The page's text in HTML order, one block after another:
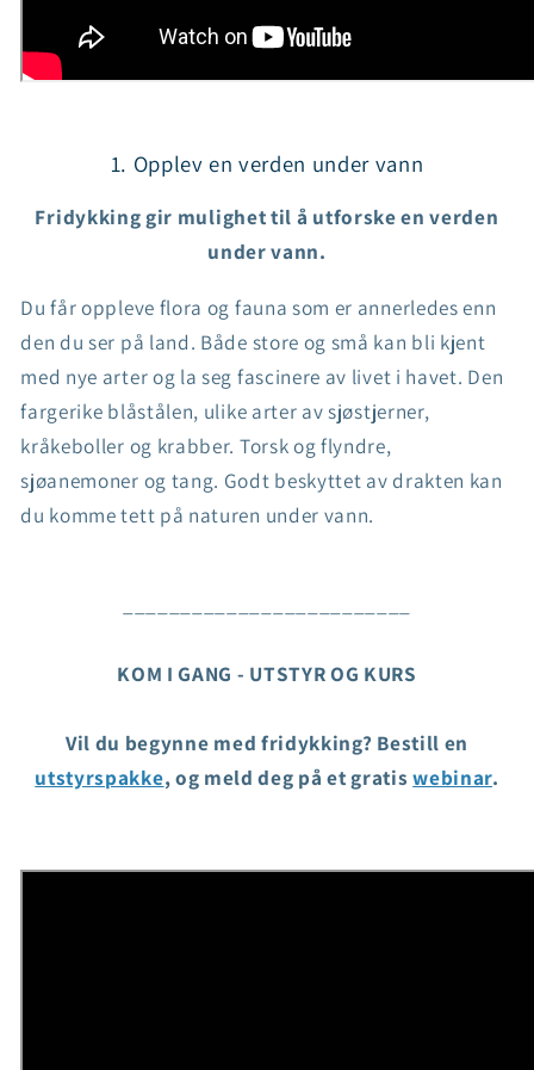
1. Opplev en verden under vann
Fridykking gir mulighet til å utforske en verden
under vann.
Du får oppleve flora og fauna som er annerledes enn
den du ser på land. Både store og små kan bli kjent
med nye arter og la seg fascinere av livet i havet. Den
fargerike blåstålen, ulike arter av sjøstjerner,
kråkeboller og krabber. Torsk og flyndre,
sjøanemoner og tang. Godt beskyttet av drakten kan
du komme tett på naturen under vann.
KOM I GANG - UTSTYR OG KURS
Vil du begynne med fridykking? Bestill en
utstyrspakke, og meld deg på et gratiswebinar.